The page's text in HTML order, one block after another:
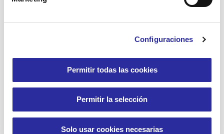
Configuraciones
Permitir todas las cookies
Permitir la selección
Solo usar cookies necesarias
Accent Social entrega más de mil rosas
naturales por Sant Jordi